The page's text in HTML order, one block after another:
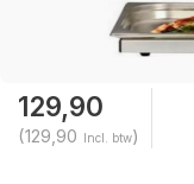
129,90
(129,90 Incl. btw)